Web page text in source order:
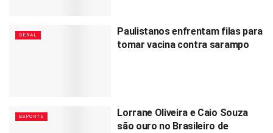
GERAL
Paulistanos enfrentam filas para
tomar vacina contra sarampo
ESPORTE
Lorrane Oliveira e Caio Souza
são ouro no Brasileiro de